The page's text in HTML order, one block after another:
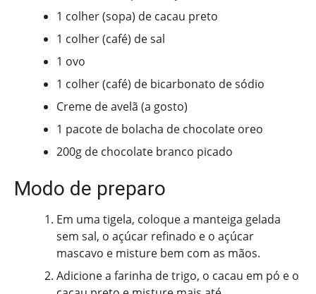
1 colher (sopa) de cacau preto
1 colher (café) de sal
1 ovo
1 colher (café) de bicarbonato de sódio
Creme de avelã (a gosto)
1 pacote de bolacha de chocolate oreo
200g de chocolate branco picado
Modo de preparo
Em uma tigela, coloque a manteiga gelada
sem sal, o açúcar refinado e o açúcar
mascavo e misture bem com as mãos.
Adicione a farinha de trigo, o cacau em pó e o